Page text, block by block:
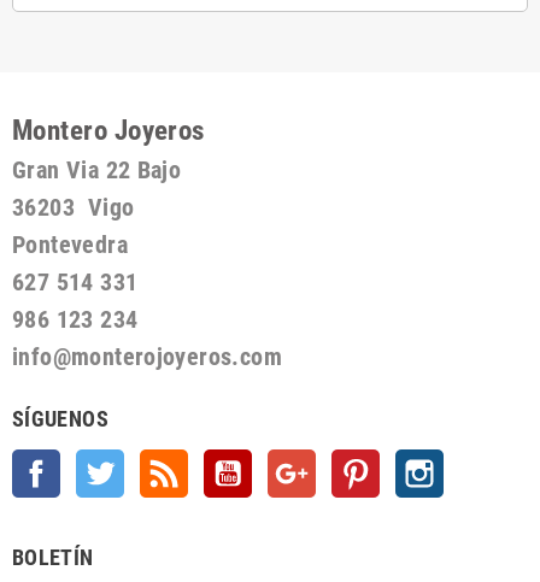
Montero Joyeros
Gran Via 22 Bajo
36203 Vigo
Pontevedra
627 514 331
986 123 234
info@monterojoyeros.com
SÍGUENOS
Facebook Twitter YouTube Google + Pinterest
BOLETÍN